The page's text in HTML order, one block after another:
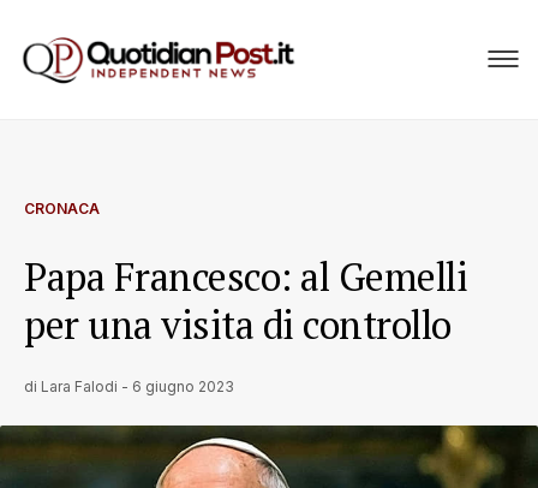
CRONACA
Papa Francesco: al Gemelli
per una visita di controllo
di Lara Falodi - 6 giugno 2023